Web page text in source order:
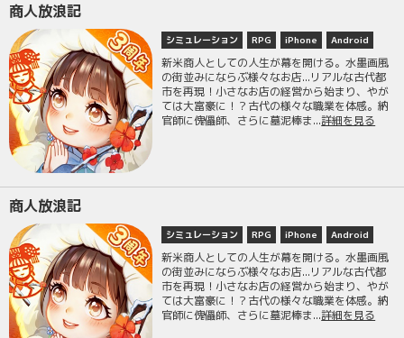
商人放浪記
シミュレーション RPG iPhone Android
新米商人としての人生が幕を開ける。水墨画風
の街並みにならぶ様々なお店...リアルな古代都
市を再現！小さなお店の経営から始まり、やが
ては大富豪に！？古代の様々な職業を体感。納
官師に傀儡師、さらに墓泥棒ま...詳細を見る
商人放浪記
シミュレーション RPG iPhone Android
新米商人としての人生が幕を開ける。水墨画風
の街並みにならぶ様々なお店...リアルな古代都
市を再現！小さなお店の経営から始まり、やが
ては大富豪に！？古代の様々な職業を体感。納
官師に傀儡師、さらに墓泥棒ま...詳細を見る